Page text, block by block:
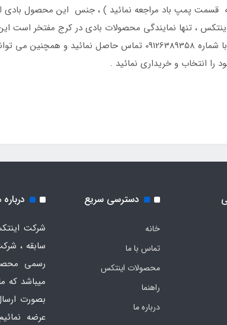
به قسمت پمپ باد مراجعه نمائید ) ، جنس این محصول
، تنها نمایندگی محصولات بادی در کرج مفتخر است
برای مشاوره و خرید این محصول بادی با شماره
انتخاب و خریداری نمائید .
دسترسی سریع
خانه
تماس با ما
محصولات اینتکس
راهنما
درباره ما
درباره
شرکت
سابقه ،
رسمی
میباشد که
بصورت
عرضه